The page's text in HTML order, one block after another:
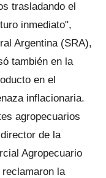
trasladando el
inmediato",
Argentina (SRA),
también en la
en el
inflacionaria.
agropecuarios
de la
Agropecuario
la